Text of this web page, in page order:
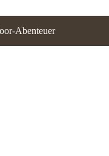
Abenteuer